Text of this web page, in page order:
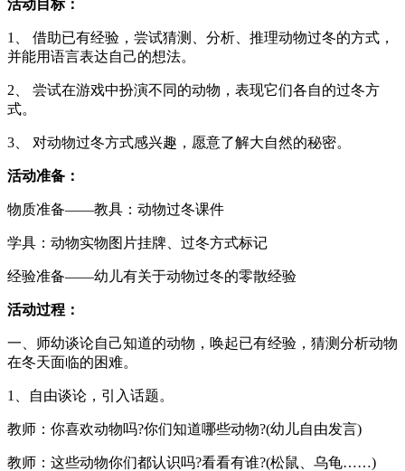
活动目标：
1、 借助已有经验，尝试猜测、分析、推理动物过冬的方式，
并能用语言表达自己的想法。
2、 尝试在游戏中扮演不同的动物，表现它们各自的过冬方
式。
3、 对动物过冬方式感兴趣，愿意了解大自然的秘密。
活动准备：
物质准备——教具：动物过冬课件
学具：动物实物图片挂牌、过冬方式标记
经验准备——幼儿有关于动物过冬的零散经验
活动过程：
一、师幼谈论自己知道的动物，唤起已有经验，猜测分析动物
在冬天面临的困难。
1、自由谈论，引入话题。
教师：你喜欢动物吗?你们知道哪些动物?(幼儿自由发言)
教师：这些动物你们都认识吗?看看有谁?(松鼠、乌龟……)